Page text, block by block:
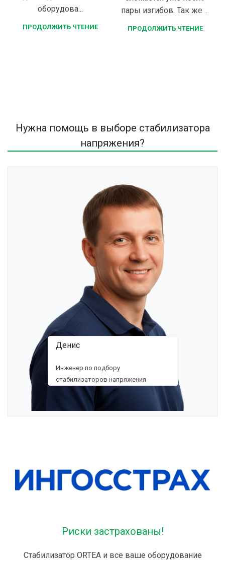
оборудова...
ПРОДОЛЖИТЬ ЧТЕНИЕ
пары изгибов. Так же ...
ПРОДОЛЖИТЬ ЧТЕНИЕ
Нужна помощь в выборе стабилизатора
напряжения?
Денис
Инженер по подбору
стабилизаторов напряжения
Риски застрахованы!
Стабилизатор ORTEA и все ваше оборудование